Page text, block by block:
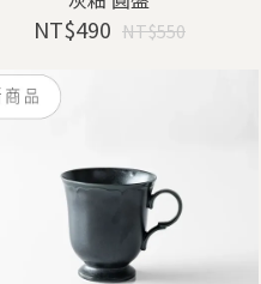
NT$490 NT$550